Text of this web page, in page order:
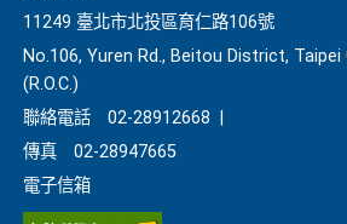
11249 臺北市北投區育仁路106號
No.106, Yuren Rd., Beitou District,
(R.O.C.)
聯絡電話
02-28912668
傳真
02-28947665
電子信箱